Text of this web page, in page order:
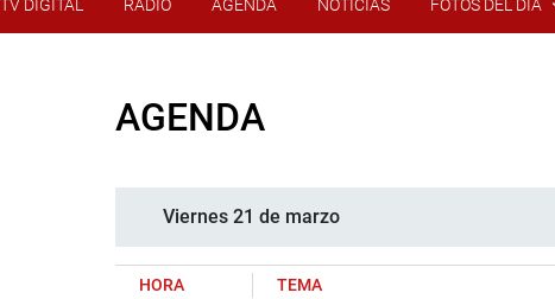
TV DIGITAL RADIO AGENDA NOTICIAS FOTOS DEL DÍA
AGENDA
Viernes 21 de marzo
HORA TEMA